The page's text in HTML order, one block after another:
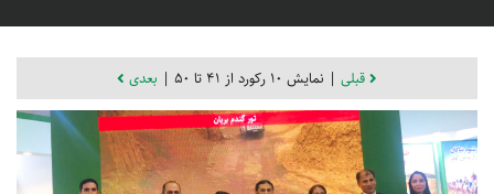
قبلی | نمایش 10 رکورد از 41 تا 50 | بعدی